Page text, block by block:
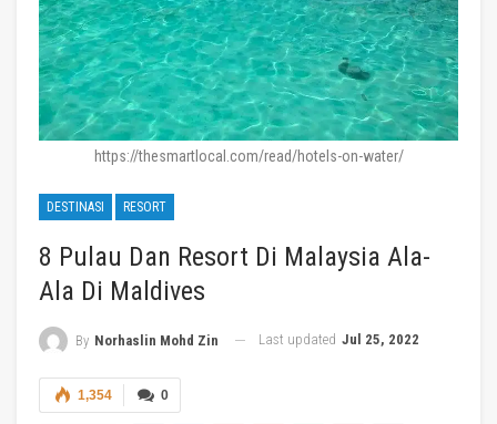
https://thesmartlocal.com/read/hotels-on-water/
DESTINASI RESORT
8 Pulau Dan Resort Di Malaysia Ala-
Ala Di Maldives
By Norhaslin Mohd Zin Last updated Jul 25, 2022
0
1,354